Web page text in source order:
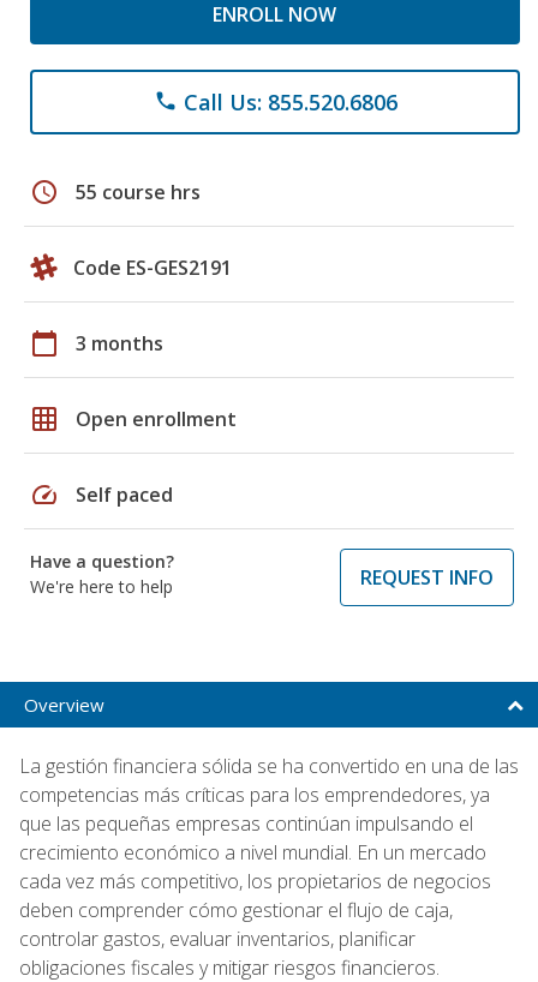
ENROLL NOW
phone Call Us: 855.520.6806
schedule 55 course hrs
Code ES-GES2191
calendar_today 3 months
grid_on Open enrollment
speed Self paced
Have a question?
We're here to help
REQUEST INFO
Overview
La gestión financiera sólida se ha convertido en una de las
competencias más críticas para los emprendedores, ya
que las pequeñas empresas continúan impulsando el
crecimiento económico a nivel mundial. En un mercado
cada vez más competitivo, los propietarios de negocios
deben comprender cómo gestionar el flujo de caja,
controlar gastos, evaluar inventarios, planificar
obligaciones fiscales y mitigar riesgos financieros.